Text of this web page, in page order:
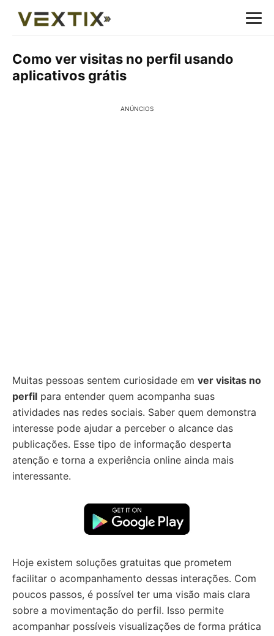
Como ver visitas no perfil usando
aplicativos grátis
ANÚNCIOS
Muitas pessoas sentem curiosidade em ver visitas no
perfil para entender quem acompanha suas
atividades nas redes sociais. Saber quem demonstra
interesse pode ajudar a perceber o alcance das
publicações. Esse tipo de informação desperta
atenção e torna a experiência online ainda mais
interessante.
Hoje existem soluções gratuitas que prometem
facilitar o acompanhamento dessas interações. Com
poucos passos, é possível ter uma visão mais clara
sobre a movimentação do perfil. Isso permite
acompanhar possíveis visualizações de forma prática